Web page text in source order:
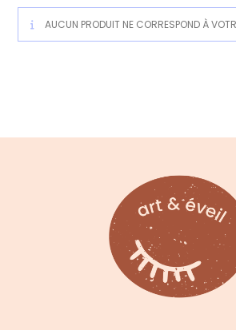
AUCUN PRODUIT NE CORRESPOND À